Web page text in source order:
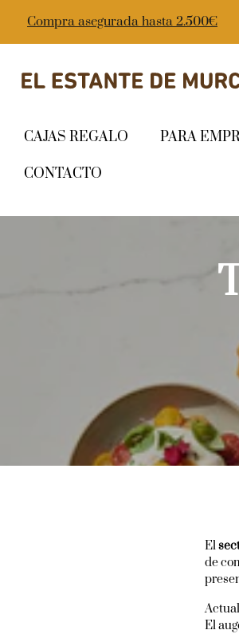
Compra asegurada hasta 2.500€
CAJAS REGALO PARA
CONTACTO
El
de
El